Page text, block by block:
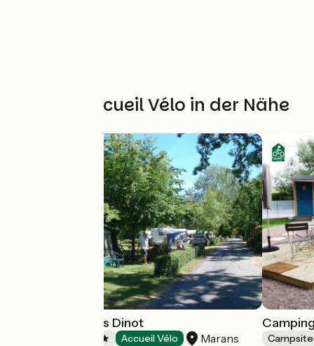
Weitere Accueil Vélo in der Nähe
Camping Le Bois Dinot
Accueil Vélo Marans